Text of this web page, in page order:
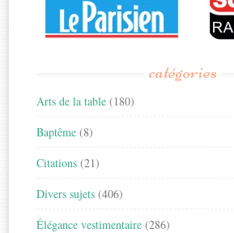
catégories
Arts de la table (180)
Baptême (8)
Citations (21)
Divers sujets (406)
Élégance vestimentaire (286)